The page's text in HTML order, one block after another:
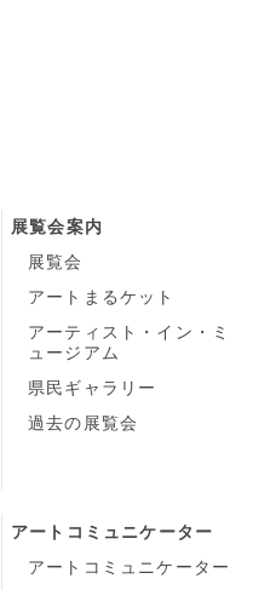
展覧会案内
展覧会
アートまるケット
アーティスト・イン・ミ
ュージアム
県民ギャラリー
過去の展覧会
アートコミュニケーター
アートコミュニケーター